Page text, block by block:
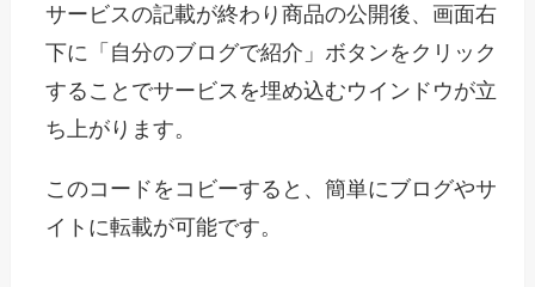
サービスの記載が終わり商品の公開後、画面右
下に「自分のブログで紹介」ボタンをクリック
することでサービスを埋め込むウインドウが立
ち上がります。
このコードをコビーすると、簡単にブログやサ
イトに転載が可能です。